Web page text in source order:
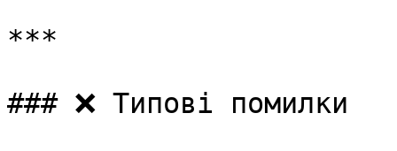
***
### ❌ Типові помилки